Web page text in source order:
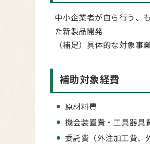
中小企業者が自ら行う、
た新製品開発
（補足）具体的な対象
補助対象経費
原材料費
機会装置費・工具器具
委託費（外注加工費、